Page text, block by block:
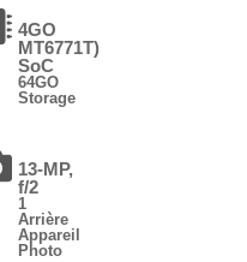
4GO
MT6771T)
SoC
64GO
Storage
13-MP,
f/2
1
Arrière
Appareil
Photo